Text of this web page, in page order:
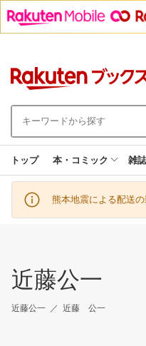
トップ 本・コミック 雑誌
熊本地震による配送
近藤公一
近藤公一 近藤 公一